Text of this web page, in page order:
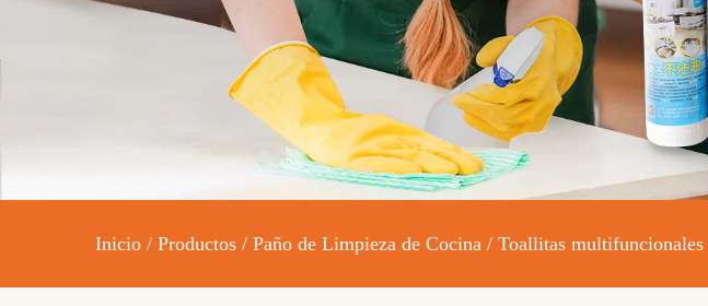
Inicio / Productos / Paño de Limpieza de Cocina / Toallitas multifuncionales